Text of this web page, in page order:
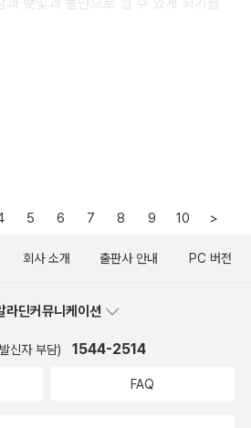
과 햇빛과 물만으로 살 수 있게 되기를
을 닫고, 거칠게 못질을 하고, 영원히
눈동자들을, 끈덕진 자책과 결의 따위
는가
는가.
5 6 7 8 9 10 >
회사 소개 출판사 안내 PC 버전
라딘커뮤니케이션
신자 부담) 1544-2514
FAQ